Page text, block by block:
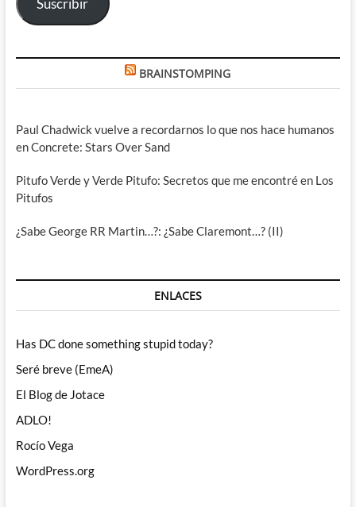
Suscribir
BRAINSTOMPING
Paul Chadwick vuelve a recordarnos lo que nos hace humanos
en Concrete: Stars Over Sand
Pitufo Verde y Verde Pitufo: Secretos que me encontré en Los
Pitufos
¿Sabe George RR Martin…?: ¿Sabe Claremont…? (II)
ENLACES
Has DC done something stupid today?
Seré breve (EmeA)
El Blog de Jotace
ADLO!
Rocío Vega
WordPress.org